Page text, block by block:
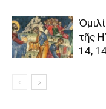
τῆς
14,